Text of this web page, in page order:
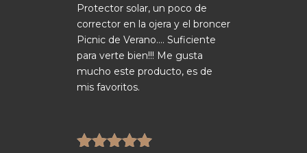
Protector solar, un poco de
corrector en la ojera y el broncer
Picnic de Verano…. Suficiente
para verte bien!!! Me gusta
mucho este producto, es de
mis favoritos.